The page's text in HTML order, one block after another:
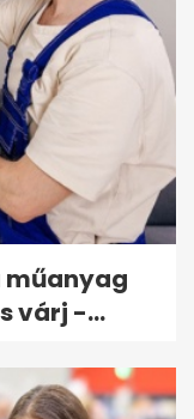
műanyag
várj -...